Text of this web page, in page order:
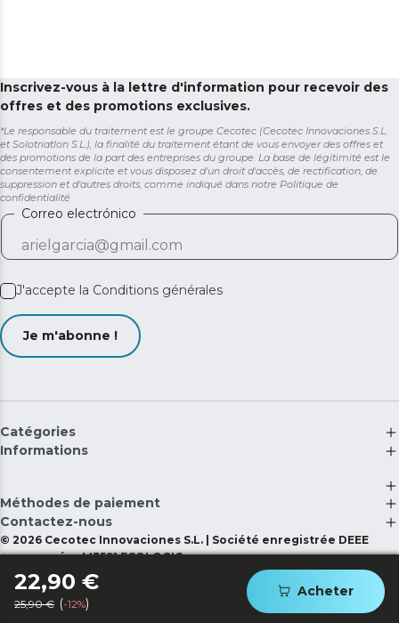
22,90 €
25,90 € (-12%)
Acheter
Inscrivez-vous à la lettre d'information pour recevoir des
offres et des promotions exclusives.
*Le responsable du traitement est le groupe Cecotec (Cecotec Innovaciones S.L.
et Solotriatlon S.L.), la finalité du traitement étant de vous envoyer des offres et
des promotions de la part des entreprises du groupe. La base de légitimité est le
consentement explicite et vous disposez d'un droit d'accès, de rectification, de
suppression et d'autres droits, comme indiqué dans notre Politique de
confidentialité
Correo electrónico
J'accepte la Conditions générales
Je m'abonne !
Catégories
Informations
Méthodes de paiement
Contactez-nous
© 2026 Cecotec Innovaciones S.L. | Société enregistrée DEEE
avec numéro M3591 ECOLOGIC